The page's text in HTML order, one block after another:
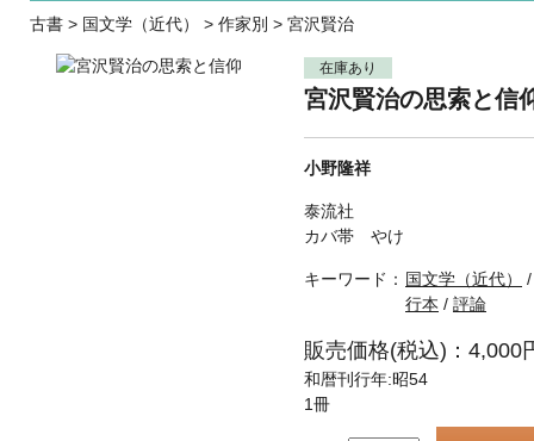
古書 > 国文学（近代） > 作家別 > 宮沢賢治
在庫あり
宮沢賢治の思索と信
小野隆祥
泰流社
カバ帯 やけ
キーワード： 国文学（近代）
行本 / 評論
販売価格(税込)：4,000
和暦刊行年:昭54
1冊